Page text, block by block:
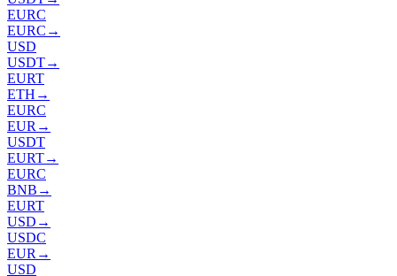
EURC
EURC →
USD
USDT→
EURT
ETH →
EURC
EUR →
USDT
EURT→
EURC
BNB →
EURT
USD →
USDC
EUR →
USD